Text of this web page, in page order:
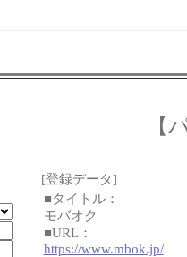
【
[登録データ]
■タイトル：
モバオク
■URL：
https://www.mbok.jp/